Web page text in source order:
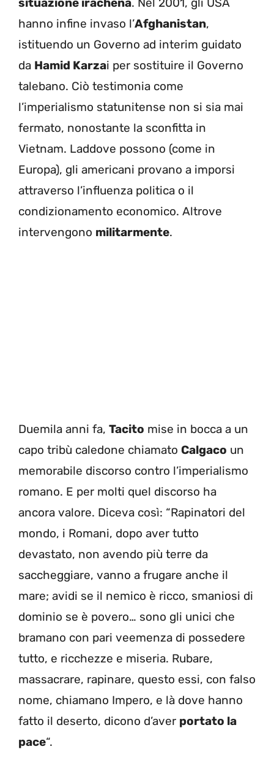
situazione irachena. Nel 2001, gli USA
hanno infine invaso l’Afghanistan,
istituendo un Governo ad interim guidato
da Hamid Karzai per sostituire il Governo
talebano. Ciò testimonia come
l’imperialismo statunitense non si sia mai
fermato, nonostante la sconfitta in
Vietnam. Laddove possono (come in
Europa), gli americani provano a imporsi
attraverso l’influenza politica o il
condizionamento economico. Altrove
intervengono militarmente.
Duemila anni fa, Tacito mise in bocca a un
capo tribù caledone chiamato Calgaco un
memorabile discorso contro l’imperialismo
romano. E per molti quel discorso ha
ancora valore. Diceva così: “Rapinatori del
mondo, i Romani, dopo aver tutto
devastato, non avendo più terre da
saccheggiare, vanno a frugare anche il
mare; avidi se il nemico è ricco, smaniosi di
dominio se è povero… sono gli unici che
bramano con pari veemenza di possedere
tutto, e ricchezze e miseria. Rubare,
massacrare, rapinare, questo essi, con falso
nome, chiamano Impero, e là dove hanno
fatto il deserto, dicono d’aver portato la
pace“.